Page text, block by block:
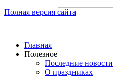
Полная версия сайта
Главная
Полезное
Последние новости
О праздниках